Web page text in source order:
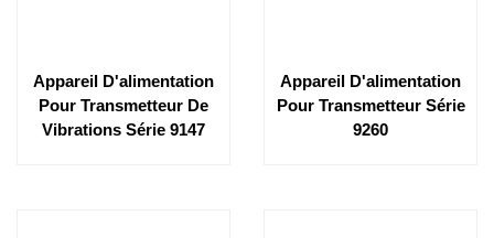
Appareil D'alimentation
Pour Transmetteur De
Vibrations Série 9147
Appareil D'alimentation
Pour Transmetteur Série
9260